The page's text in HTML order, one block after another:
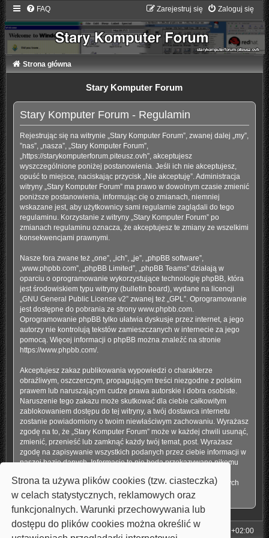
Strona ta używa plików cookies (tzw. ciasteczka)
w celach statystycznych, reklamowych oraz
funkcjonalnych. Warunki przechowywania lub
dostępu do plików cookies można określić w
FAQ Zaloguj się
Zarejestruj się
Strona główna
Stary Komputer Forum
Stary Komputer Forum - Regulamin
Rejestrując się na witrynie „Stary Komputer Forum”, zwanej dalej „my”,
”nas”, „nasza”, „Stary Komputer Forum”,
„https://starykomputerforum.piteusz.ovh”, akceptujesz
wyszczególnione poniżej postanowienia. Jeśli ich nie akceptujesz,
opuść to miejsce, naciskając przycisk „Nie akceptuję”. Administracja
witryny „Stary Komputer Forum” ma prawo w dowolnym czasie zmienić
poniższe postanowienia, informując cię o zmianach, niemniej
wskazane jest, aby użytkownicy sami regularnie zaglądali do tego
regulaminu. Korzystanie z witryny „Stary Komputer Forum” po
zmianach regulaminu oznacza, że akceptujesz te zmiany ze wszelkimi
konsekwencjami prawnymi.
Nasze fora zwane też „one”, „ich”, „je”, „phpBB software”,
„www.phpbb.com”, „phpBB Limited”, „phpBB Teams” działają w
oparciu o oprogramowanie wykorzystujące technologię phpBB, która
jest środowiskiem typu witryny (bulletin board), wydane na licencji
GNU General Public License v2” zwanej też „GPL”. Oprogramowanie
jest dostępne do pobrania ze strony www.phpbb.com.
Oprogramowanie phpBB tylko ułatwia dyskusje przez internet, a jego
autorzy nie kontrolują tekstów zamieszczanych w internecie za jego
pomocą. Więcej informacji o phpBB można znaleźć na stronie
https://www.phpbb.com/.
Akceptujesz zakaz publikowania wypowiedzi o charakterze
obraźliwym, oszczerczym, propagującym treści niezgodne z polskim
prawem lub naruszającym cudze prawa autorskie i dobra osobiste.
Naruszenie tego zakazu może skutkować dla ciebie całkowitym
zablokowaniem dostępu do tej witryny, a twój dostawca internetu
zostanie powiadomiony o twoim niewłaściwym zachowaniu. Wyrażasz
zgodę na to, że „Stary Komputer Forum” może w każdej chwili usunąć,
zmienić, przenieść lub zamknąć każdy twój temat, post. Wyrażasz
zgodę na zapisywanie wszystkich podanych przez ciebie informacji w
naszej bazie danych. Informacje te nie będą przekazywane nikomu
ponosi odpowiedzialności za włamania do witryny, podczas których
może dojść do kradzieży danych.
Strona główna UTC+02:00